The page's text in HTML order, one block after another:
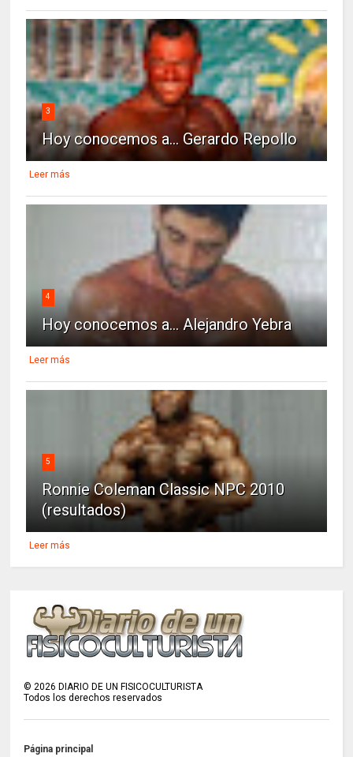
3
Hoy conocemos a... Gerardo Repollo
Leer más
4
Hoy conocemos a... Alejandro Yebra
Leer más
5
Ronnie Coleman Classic NPC 2010
(resultados)
Leer más
©2026 DIARIO DE UN FISICOCULTURISTA
Todos los derechos reservados
Página principal